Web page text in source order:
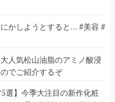
かしようとすると… #美容 #
人気松山油脂のアミノ酸浸
でご紹介するぞ
選】今季大注目の新作化粧